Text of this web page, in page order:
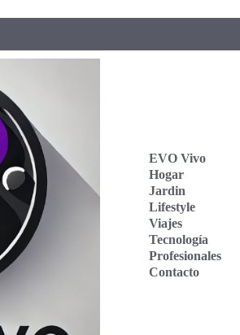
EVO Vivo
Hogar
Jardin
Lifestyle
Viajes
Tecnología
Profesionales
Contacto